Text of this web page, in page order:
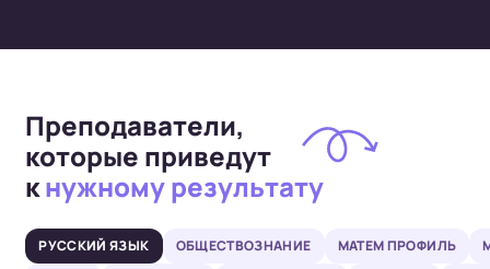
Преподаватели,
которые приведут
кнужному результату
РУССКИЙ ЯЗЫК ОБЩЕСТВОЗНАНИЕ МАТЕМ ПРОФИЛЬ